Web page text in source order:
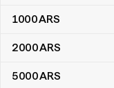
1000ARS
2000ARS
5000ARS